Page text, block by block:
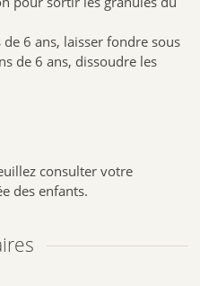
6 ans, laisser fondre sous
de 6 ans, dissoudre les
consulter votre
des enfants.